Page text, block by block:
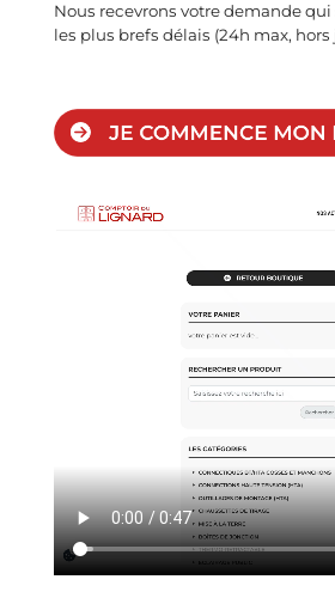
Nous recevrons votre demande qui
les plus brefs délais (24h max, hors